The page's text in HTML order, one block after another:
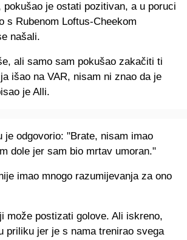
pokušao je ostati pozitivan, a u poruci
s Rubenom Loftus-Cheekom
našali.
ali samo sam pokušao zakačiti ti
išao na VAR, nisam ni znao da je
je Alli.
je odgovorio: "Brate, nisam imao
dole jer sam bio mrtav umoran."
imao mnogo razumijevanja za ono
može postizati golove. Ali iskreno,
priliku jer je s nama trenirao svega